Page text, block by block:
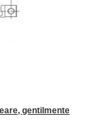
gentilmente